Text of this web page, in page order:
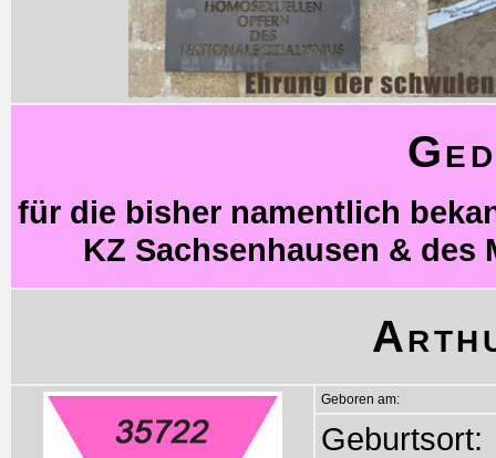
für die bisher namentlich
KZ Sachsenhausen & des
Geboren am:
Geburtsort: